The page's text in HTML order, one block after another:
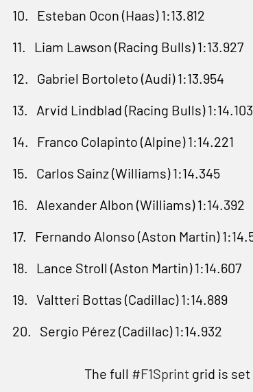
10. Esteban Ocon (Haas) 1:13.812
11. Liam Lawson (Racing Bulls) 1:13.927
12. Gabriel Bortoleto (Audi) 1:13.954
13. Arvid Lindblad (Racing Bulls) 1:14.103
14. Franco Colapinto (Alpine) 1:14.221
15. Carlos Sainz (Williams) 1:14.345
16. Alexander Albon (Williams) 1:14.392
17. Fernando Alonso (Aston Martin)
18. Lance Stroll (Aston Martin) 1:14.607
19. Valtteri Bottas (Cadillac) 1:14.889
20. Sergio Pérez (Cadillac) 1:14.932
The full #F1Sprint grid is set